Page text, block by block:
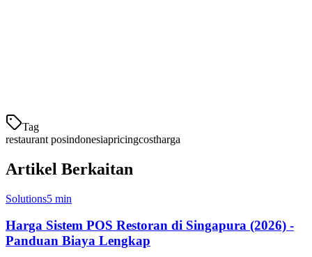
Tag
restaurant posindonesiapricingcostharga
Artikel Berkaitan
Solutions5 min
Harga Sistem POS Restoran di Singapura (2026) -
Panduan Biaya Lengkap